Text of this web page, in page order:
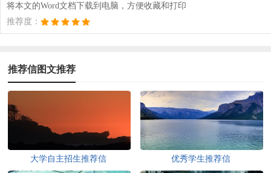
将本文的Word文档下载到电脑，方便收藏和打印
推荐度：
推荐信图文推荐
大学自主招生推荐信 优秀学生推荐信